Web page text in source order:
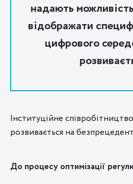
надають
відображати
цифрового
Інституційне
розвивається на
До процесу оптимізації